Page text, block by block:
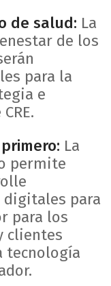
de salud: La
de los
para la
e
La
permite
digitales para
para los
clientes
tecnología